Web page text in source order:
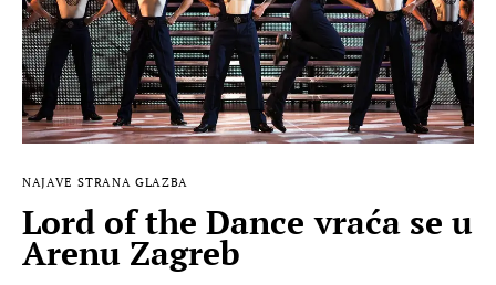
FILM
MUSIC BOX
NAJAVE STRANA GLAZBA
Lord of the Dance vraća se u
Arenu Zagreb